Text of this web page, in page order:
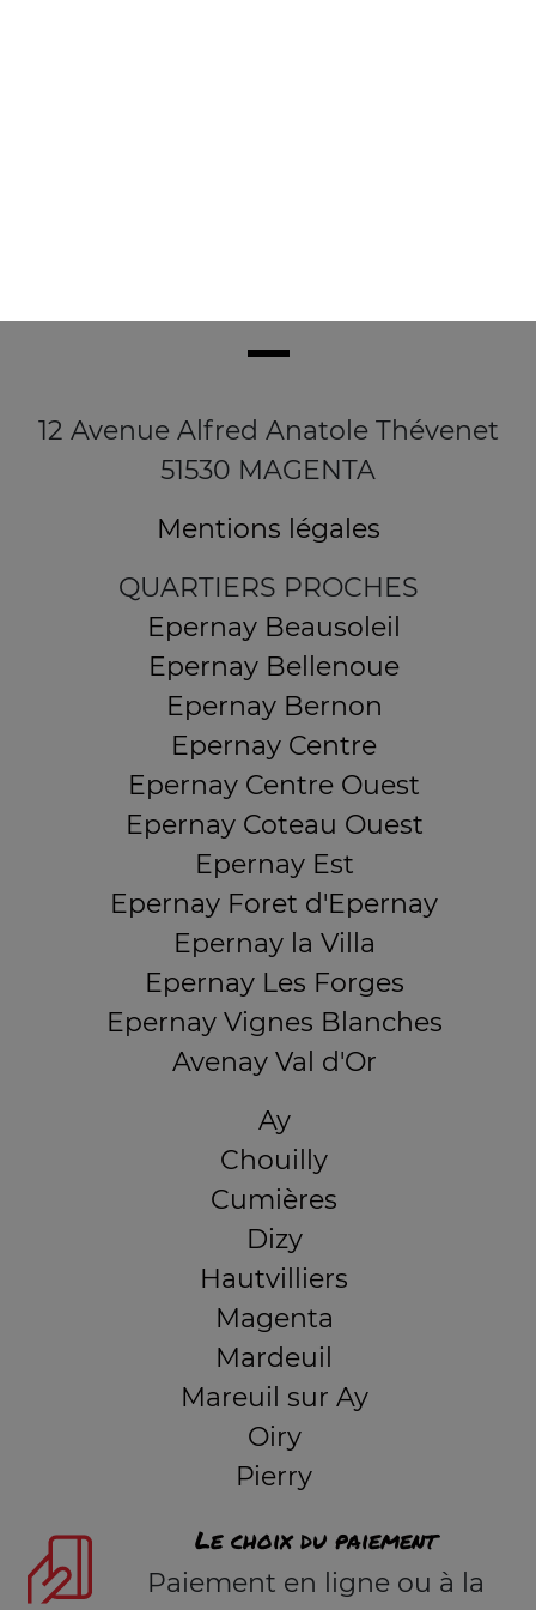
12 Avenue Alfred Anatole Thévenet
51530 MAGENTA
Mentions légales
QUARTIERS PROCHES
Epernay Beausoleil
Epernay Bellenoue
Epernay Bernon
Epernay Centre
Epernay Centre Ouest
Epernay Coteau Ouest
Epernay Est
Epernay Foret d'Epernay
Epernay la Villa
Epernay Les Forges
Epernay Vignes Blanches
Avenay Val d'Or
Ay
Chouilly
Cumières
Dizy
Hautvilliers
Magenta
Mardeuil
Mareuil sur Ay
Oiry
Pierry
Le choix du paiement
Paiement en ligne ou à la